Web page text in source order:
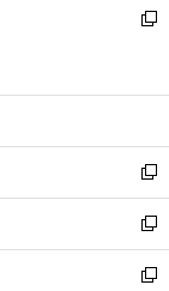
く
で
ド
開
い
ン
ウ
で
開
く
新
ウ
ン
ド
ウ
で
開
く
新
し
い
ウ
ィ
新
し
い
新